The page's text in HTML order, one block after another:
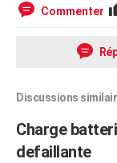
Commenter
Discussions
Charge
defaillante